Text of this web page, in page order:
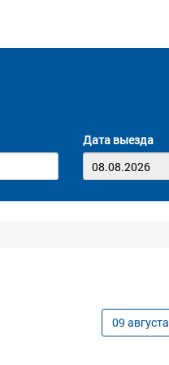
Дата выезда
09 августа